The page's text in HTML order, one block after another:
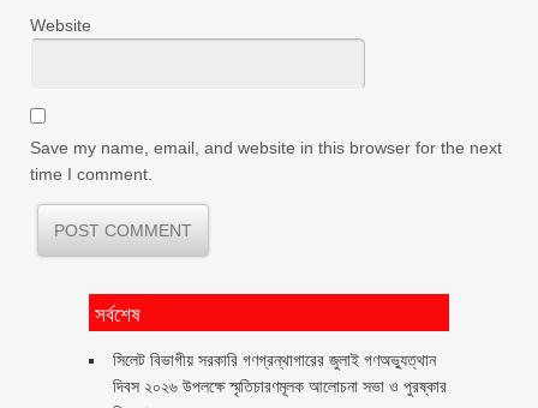
Website
Save my name, email, and website in this browser for the next
time I comment.
সর্বশেষ
সিলেট বিভাগীয় সরকারি গণগ্রন্থাগারের জুলাই গণঅভ্যুত্থান
দিবস ২০২৬ উপলক্ষে স্মৃতিচারণমূলক আলোচনা সভা ও পুরষ্কার